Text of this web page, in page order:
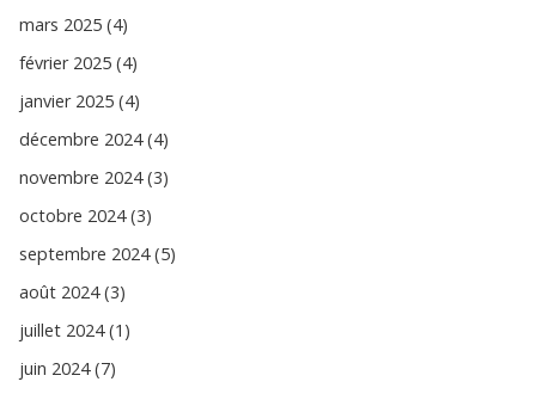
mars 2025 (4)
février 2025 (4)
janvier 2025 (4)
décembre 2024 (4)
novembre 2024 (3)
octobre 2024 (3)
septembre 2024 (5)
août 2024 (3)
juillet 2024 (1)
juin 2024 (7)